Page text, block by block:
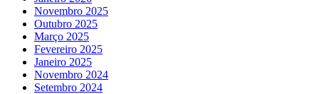
Novembro 2025
Outubro 2025
Março 2025
Fevereiro 2025
Janeiro 2025
Novembro 2024
Setembro 2024